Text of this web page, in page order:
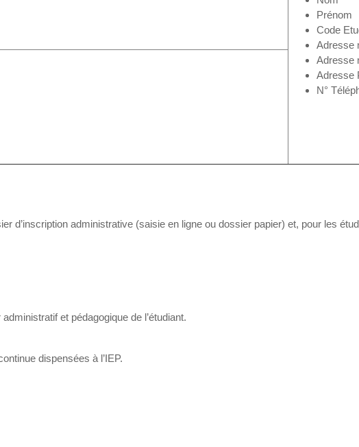
Prénom
Code
Adresse
Adresse
Adresse
N°
d’inscription administrative (saisie en ligne ou dossier papier) et, pour les
et pédagogique de l’étudiant.
dispensées à l’IEP.